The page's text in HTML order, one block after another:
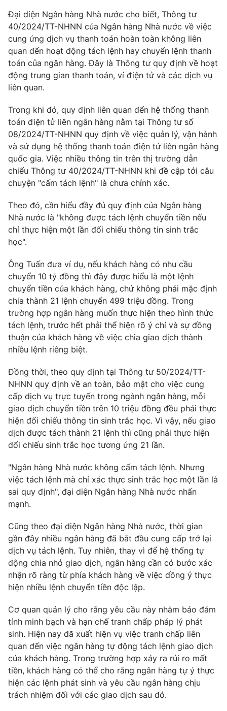
Hitech Công nghệ tương lai
Sản phẩm
Thị trường
Tư vấn
Giao lưu trực tuyến
Lịch phát sóng
Chuyên mục khác
Emagazine Podcast
Photo Infographic
Video Shorts video
VTV Sức khoẻ Bất động sản
VTV4 Vươn mình bằng AI
VTV9 VTV8
Liên hệ tòa soạn English
THỜI BÁO VTV
Theo dõi báo trên
Cơ quan báo chí:Thời báo VTV
Giấy phép hoạt động báo in và báo điện tử số 483/GP-BTTTT
cấp ngày 29/12/2023
Tổng Biên tập:
Phó Tổng Biên tập:Nguyễn Thị Mỹ Hạnh, Phạm Quốc Thắng,
Nguyễn Trọng Ninh
Tổng đài VTV: 024.38 355 931 - 024.38 355 932
Ðiện thoại Thời báo VTV:024.66 897 897
Email: toasoan@vtv.vn
Liên hệ quảng cáo:024-7300.7108
Đại diện Ngân hàng Nhà nước cho biết, Thông tư
40/2024/TT-NHNN của Ngân hàng Nhà nước về việc
cung ứng dịch vụ thanh toán hoàn toàn không liên
quan đến hoạt động tách lệnh hay chuyển lệnh thanh
toán của ngân hàng. Đây là Thông tư quy định về hoạt
động trung gian thanh toán, ví điện tử và các dịch vụ
liên quan.
Trong khi đó, quy định liên quan đến hệ thống thanh
toán điện tử liên ngân hàng nằm tại Thông tư số
08/2024/TT-NHNN quy định về việc quản lý, vận hành
và sử dụng hệ thống thanh toán điện tử liên ngân hàng
quốc gia. Việc nhiều thông tin trên thị trường dẫn
chiếu Thông tư 40/2024/TT-NHNN khi đề cập tới câu
chuyện "cấm tách lệnh" là chưa chính xác.
Theo đó, cần hiểu đầy đủ quy định của Ngân hàng
Nhà nước là "không được tách lệnh chuyển tiền nếu
chỉ thực hiện một lần đối chiếu thông tin sinh trắc
học".
Ông Tuấn đưa ví dụ, nếu khách hàng có nhu cầu
chuyển 10 tỷ đồng thì đây được hiểu là một lệnh
chuyển tiền của khách hàng, chứ không phải mặc định
chia thành 21 lệnh chuyển 499 triệu đồng. Trong
trường hợp ngân hàng muốn thực hiện theo hình thức
tách lệnh, trước hết phải thể hiện rõ ý chí và sự đồng
thuận của khách hàng về việc chia giao dịch thành
nhiều lệnh riêng biệt.
Đồng thời, theo quy định tại Thông tư 50/2024/TT-
NHNN quy định về an toàn, bảo mật cho việc cung
cấp dịch vụ trực tuyến trong ngành ngân hàng, mỗi
giao dịch chuyển tiền trên 10 triệu đồng đều phải thực
hiện đối chiếu thông tin sinh trắc học. Vì vậy, nếu giao
dịch được tách thành 21 lệnh thì cũng phải thực hiện
đối chiếu sinh trắc học tương ứng 21 lần.
"Ngân hàng Nhà nước không cấm tách lệnh. Nhưng
việc tách lệnh mà chỉ xác thực sinh trắc học một lần là
sai quy định", đại diện Ngân hàng Nhà nước nhấn
mạnh.
Cũng theo đại diện Ngân hàng Nhà nước, thời gian
gần đây nhiều ngân hàng đã bắt đầu cung cấp trở lại
dịch vụ tách lệnh. Tuy nhiên, thay vì để hệ thống tự
động chia nhỏ giao dịch, ngân hàng cần có bước xác
nhận rõ ràng từ phía khách hàng về việc đồng ý thực
hiện nhiều lệnh chuyển tiền độc lập.
Cơ quan quản lý cho rằng yêu cầu này nhằm bảo đảm
tính minh bạch và hạn chế tranh chấp pháp lý phát
sinh. Hiện nay đã xuất hiện vụ việc tranh chấp liên
quan đến việc ngân hàng tự động tách lệnh giao dịch
của khách hàng. Trong trường hợp xảy ra rủi ro mất
tiền, khách hàng có thể cho rằng ngân hàng tự ý thực
hiện các lệnh phát sinh và yêu cầu ngân hàng chịu
trách nhiệm đối với các giao dịch sau đó.